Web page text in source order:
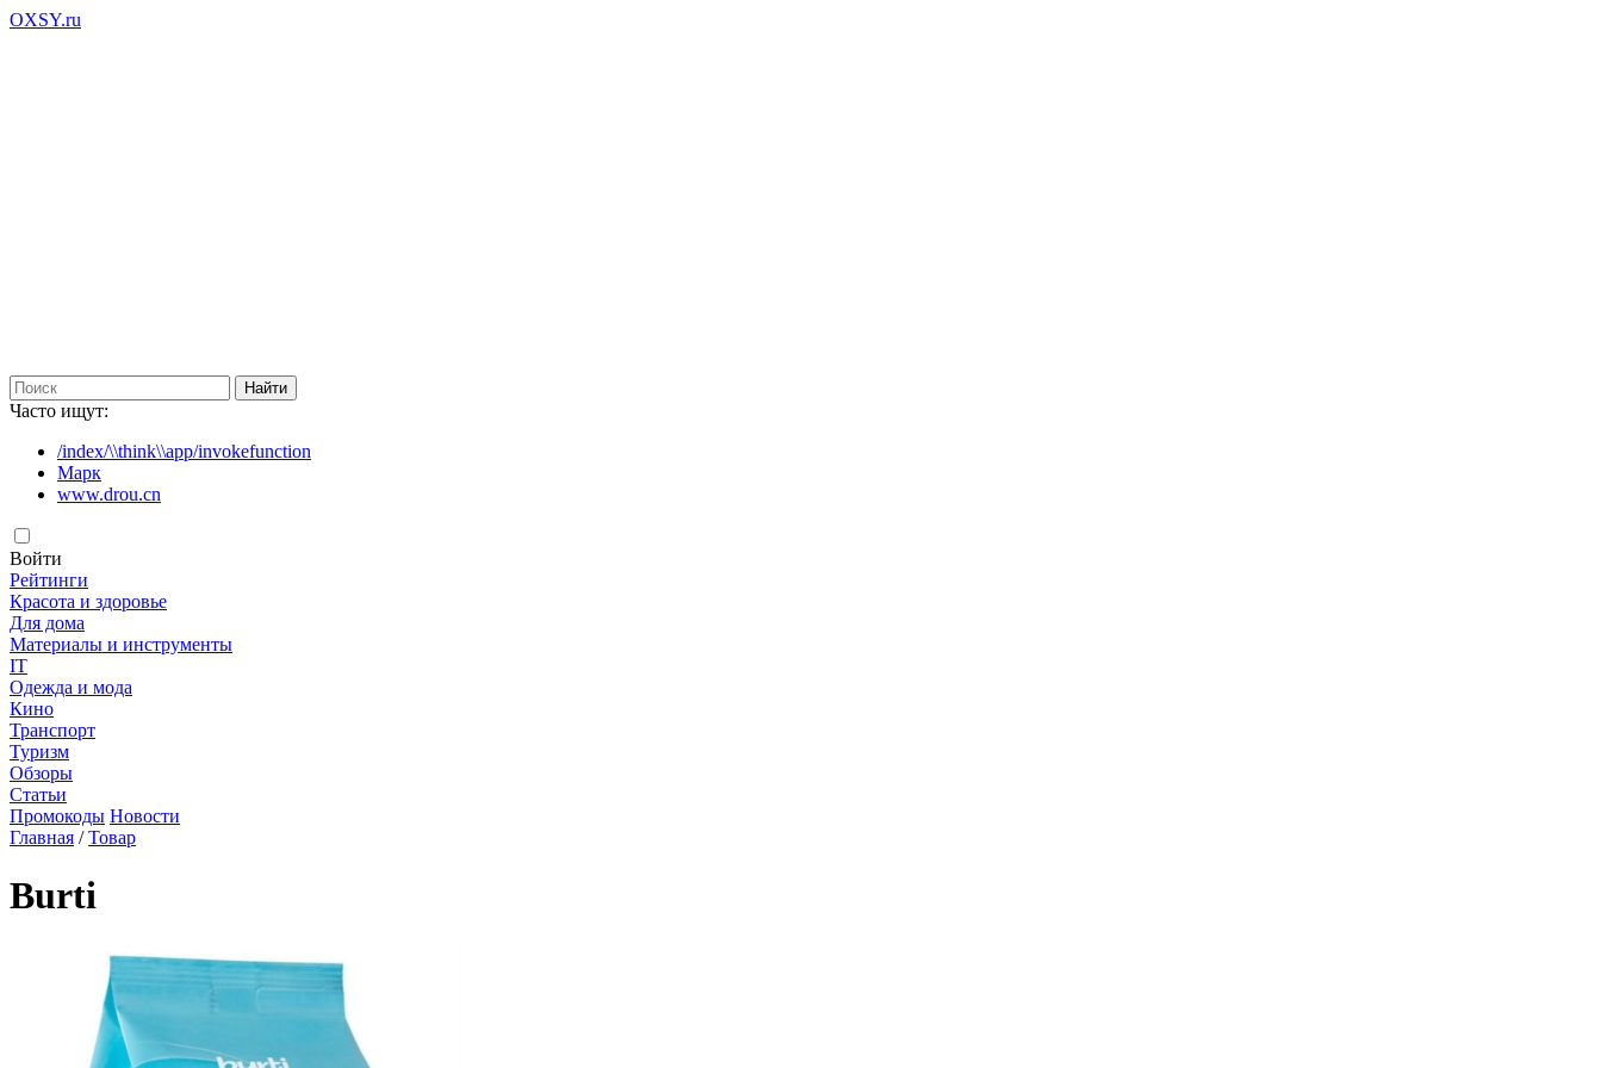
OXSY.ru
Часто ищут:
/index/\\think\\app/invokefunction
Марк
www.drou.cn
Войти
Рейтинги
Красота и здоровье
Для дома
Материалы и инструменты
IT
Одежда и мода
Кино
Транспорт
Туризм
Обзоры
Статьи
Промокоды Новости
Главная /Товар
Burti